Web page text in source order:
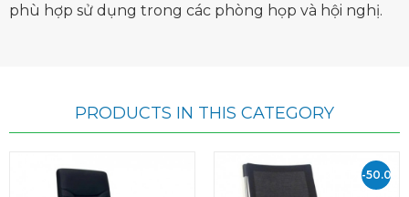
phù hợp sử dụng trong các phòng họp và hội nghị.
PRODUCTS IN THIS CATEGORY
-50.000